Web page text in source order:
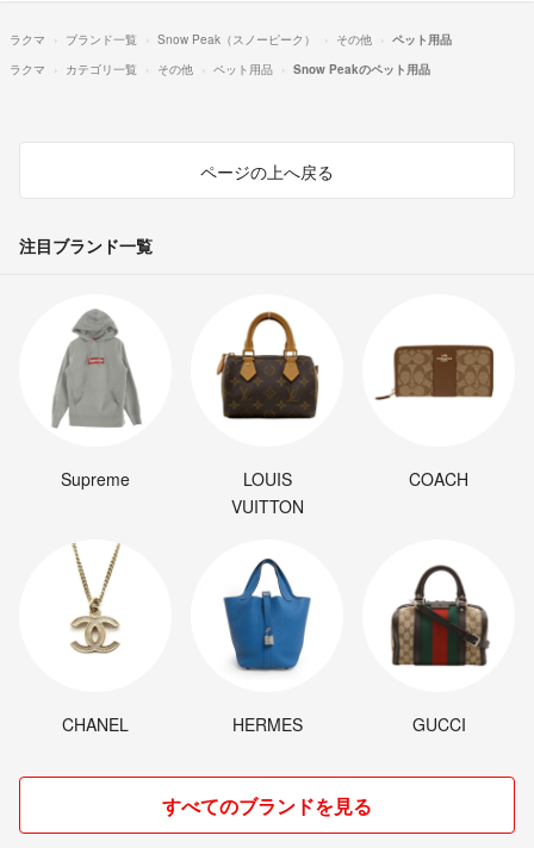
ラクマ ブランド一覧 Snow Peak（スノーピーク） その他
ペット用品
ラクマ
カテゴリ一覧 その他 ペット用品 Snow Peakのペット用品
ページの上へ戻る
注目ブランド一覧
Supreme
LOUIS
VUITTON
COACH
CHANEL HERMES GUCCI
すべてのブランドを見る